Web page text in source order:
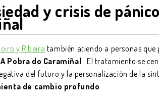
y crisis de
y Ribeira también atiendo a personas que
A Pobra do Caramiñal . El tratamiento se
del futuro y la personalización de la
de cambio profundo.